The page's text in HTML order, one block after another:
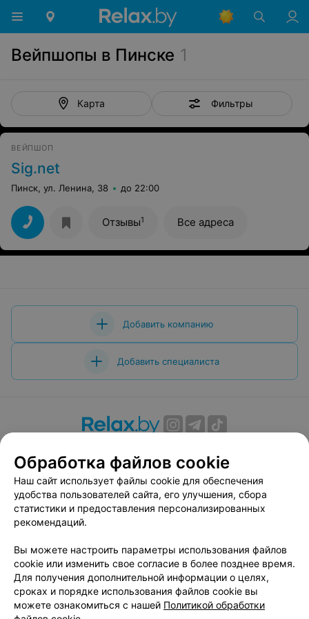
Вейпшопы в Пинске 1
Карта Фильтры
ВЕЙПШОП
Sig.net
Пинск, ул. Ленина, 38 до 22:00
Отзывы1 Все адреса
Добавить компанию
Добавить специалиста
Вакансии
Публичный договор
Способы оплаты
Публичный договор по использованию сервиса
«Афиша»
Пользовательское соглашение
Связаться по вопросам сотрудничества
Написать руководителю relax.by
Персональные настройки cookie
Обработка персональных данных
Обработка файлов cookie
Наш сайт использует файлы cookie для обеспечения
удобства пользователей сайта, его улучшения, сбора
статистики и предоставления персонализированных
рекомендаций.
Вы можете настроить параметры использования файлов
cookie или изменить свое согласие в более позднее время.
Для получения дополнительной информации о целях,
сроках и порядке использования файлов cookie вы
можете ознакомиться с нашей Политикой обработки